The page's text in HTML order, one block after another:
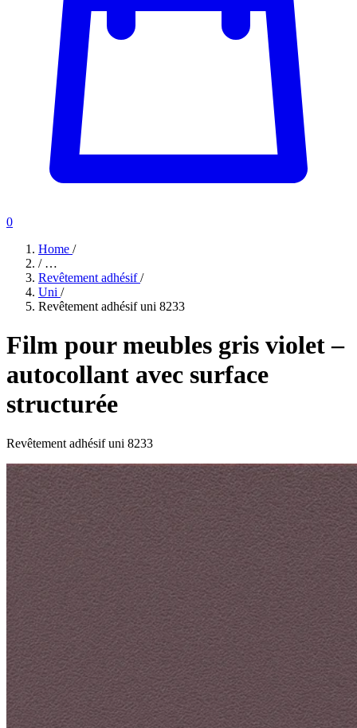
0
Home /
/ …
Revêtement adhésif/
Uni /
Revêtement adhésif uni 8233
Film pour meubles gris violet –
autocollant avec surface
structurée
Revêtement adhésif uni 8233